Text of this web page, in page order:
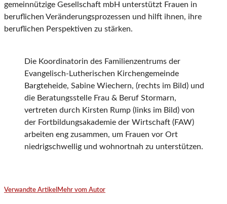
gemeinnützige Gesellschaft mbH unterstützt Frauen in
beruflichen Veränderungsprozessen und hilft ihnen, ihre
beruflichen Perspektiven zu stärken.
Die Koordinatorin des Familienzentrums der
Evangelisch-Lutherischen Kirchengemeinde
Bargteheide, Sabine Wiechern, (rechts im Bild) und
die Beratungsstelle Frau & Beruf Stormarn,
vertreten durch Kirsten Rump (links im Bild) von
der Fortbildungsakademie der Wirtschaft (FAW)
arbeiten eng zusammen, um Frauen vor Ort
niedrigschwellig und wohnortnah zu unterstützen.
Verwandte Artikel Mehr vom Autor